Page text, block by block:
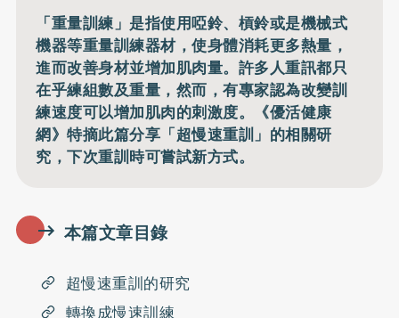
「重量訓練」是指使用啞鈴、槓鈴或是機械式
機器等重量訓練器材，使身體消耗更多熱量，
進而改善身材並增加肌肉量。許多人重訊都只
在乎練組數及重量，然而，有專家認為改變訓
練速度可以增加肌肉的刺激度。《優活健康
網》特摘此篇分享「超慢速重訓」的相關研
究，下次重訓時可嘗試新方式。
本篇文章目錄
超慢速重訓的研究
轉換成慢速訓練